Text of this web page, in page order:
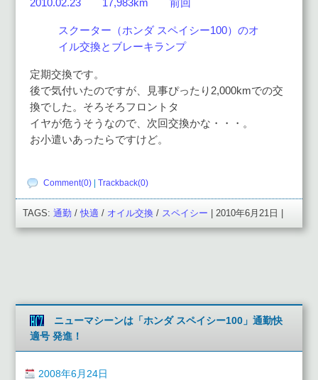
2010.02.23 17,983km 前回
スクーター（ホンダ スペイシー100）のオ
イル交換とブレーキランプ
定期交換です。
後で気付いたのですが、見事ぴったり2,000kmでの交
換でした。そろそろフロントタ
イヤが危うそうなので、次回交換かな・・・。
お小遣いあったらですけど。
Comment(0) | Trackback(0)
TAGS: 通勤 /快適 / オイル交換 / スペイシー | 2010年6月21日 |
ニューマシーンは「ホンダ スペイシー100」通勤快
適号 発進！
2008年6月24日